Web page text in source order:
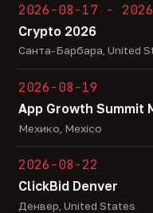
2026-08-17 -
Crypto 2026
Санта-Барбара, United
2026-08-19
App Growth Summit
Мехико, Mexico
2026-08-22
ClickBid Denver
Денвер, United States